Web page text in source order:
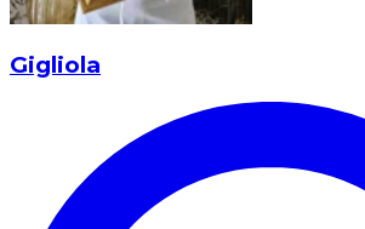
Gigliola